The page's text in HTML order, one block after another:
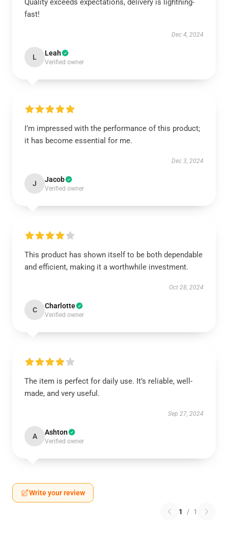
Quality exceeds expectations, delivery is lightning-
fast!
Dec 4, 2024
L Leah
Verified owner
I’m impressed with the performance of this product;
it has become essential for me.
Dec 3, 2024
J Jacob
Verified owner
This product has shown itself to be both dependable
and efficient, making it a worthwhile investment.
Oct 28, 2024
C Charlotte
Verified owner
The item is perfect for daily use. It’s reliable, well-
made, and very useful.
Sep 27, 2024
A Ashton
Verified owner
Write your review
1 / 1